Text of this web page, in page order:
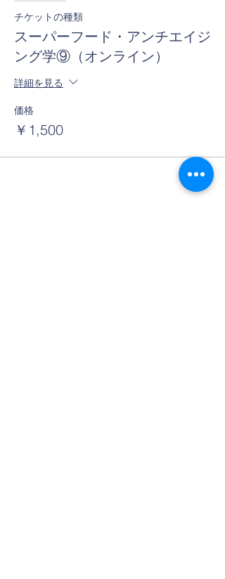
チケットの種類
スーパーフード・アンチエイジ
ング学⑨（オンライン）
詳細を見る
価格
￥1,500